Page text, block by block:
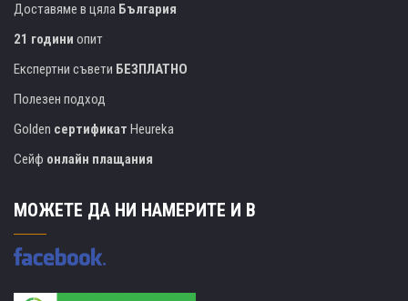
Доставяме в цяла България
21 години опит
Експертни съвети БЕЗПЛАТНО
Полезен подход
Golden сертификат Heureka
Сейф онлайн плащания
МОЖЕТЕ ДА НИ НАМЕРИТЕ И В